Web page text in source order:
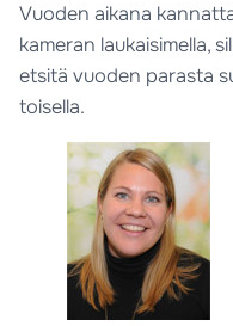
Vuoden aikana
kameran laukaisimella,
etsitä vuoden parasta
toisella.